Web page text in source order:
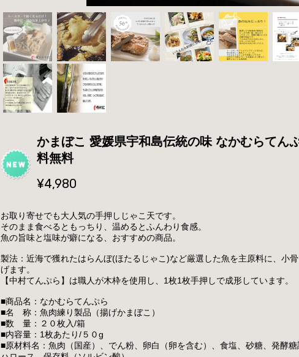
かまぼこ 愛媛県宇和島伝統の味 なかむらてん
料無料
¥4,980
お取り寄せでも大人気の手押しじゃこ天です。
そのまま食べるともっちり、温めるとふんわり食感。
魚の旨味と塩味が癖になる、おすすめの商品。
製法：近海で獲れたはらんぼ(ほたるじゃこ)など厳選した魚を主原料に、小
げます。
【中村てんぷら】は職人が木枠を使用し、1枚1枚手押しで成形しています。
■商品名：なかむらてんぷら
■名 称：魚肉練り製品（揚げかまぼこ）
■数 量：２０枚入/箱
■内容量：1枚あたり/５０g
■原材料名：魚肉（国産）、でん粉、卵白（卵を含む）、食塩、砂糖、発酵